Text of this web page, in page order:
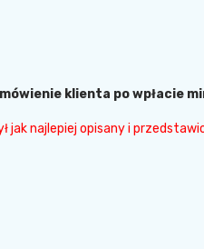
klienta po wpłacie
jak najlepiej opisany i